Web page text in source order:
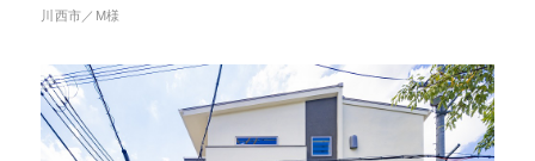
川西市／M様